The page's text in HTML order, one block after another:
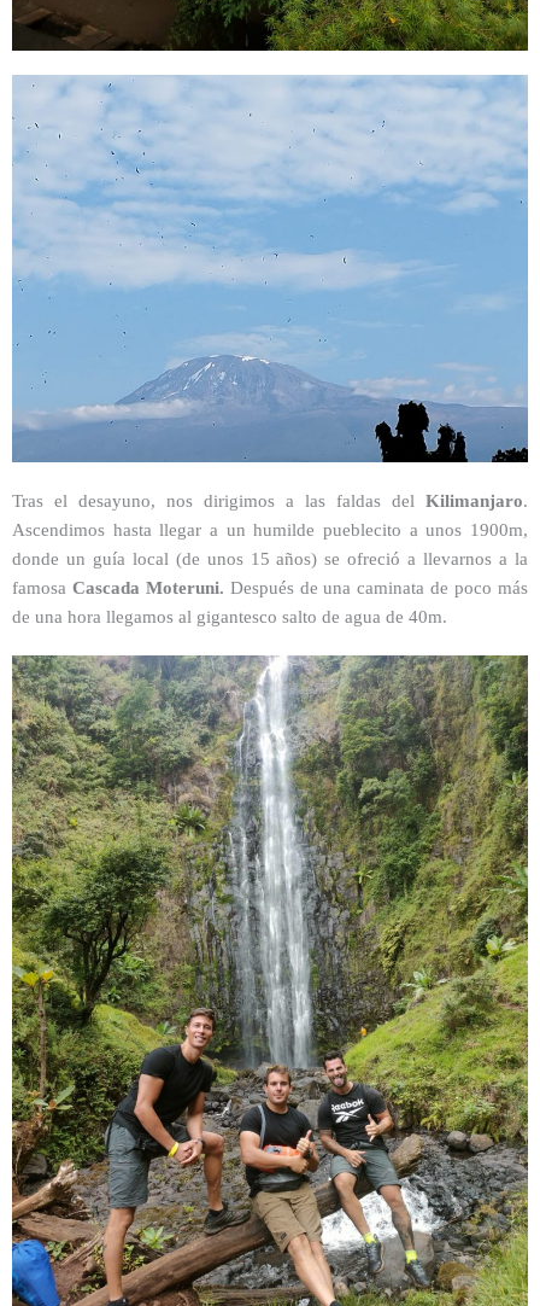
Tras el desayuno, nos dirigimos a las faldas del Kilimanjaro.
Ascendimos hasta llegar a un humilde pueblecito a unos 1900m,
donde un guía local (de unos 15 años) se ofreció a llevarnos a la
famosa Cascada Moteruni. Después de una caminata de poco más
de una hora llegamos al gigantesco salto de agua de 40m.